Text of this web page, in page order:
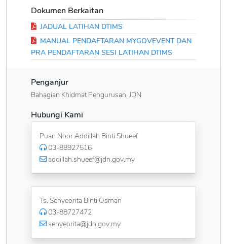
Dokumen Berkaitan
JADUAL LATIHAN DTIMS
MANUAL PENDAFTARAN MYGOVEVENT DAN
PRA PENDAFTARAN SESI LATIHAN DTIMS
Penganjur
Bahagian Khidmat Pengurusan, JDN
Hubungi Kami
Puan Noor Addillah Binti Shueef
03-88927516
addillah.shueef@jdn.gov.my
Ts. Senyeorita Binti Osman
03-88727472
senyeorita@jdn.gov.my